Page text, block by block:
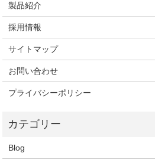
製品紹介
採用情報
サイトマップ
お問い合わせ
プライバシーポリシー
Blog